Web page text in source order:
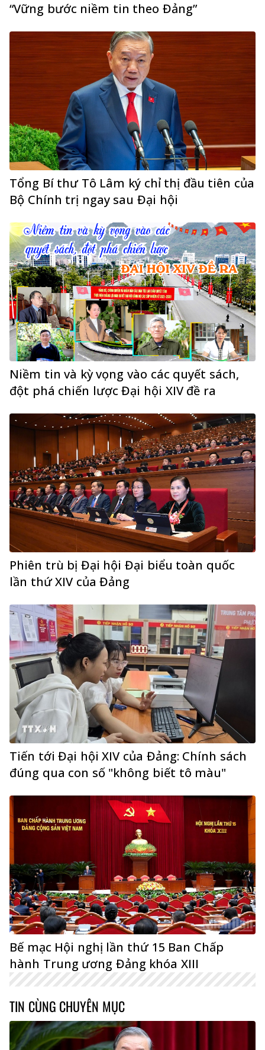
“Vững bước niềm tin theo Đảng”
Tổng Bí thư Tô Lâm ký chỉ thị đầu tiên của
Bộ Chính trị ngay sau Đại hội
Niềm tin và kỳ vọng vào các quyết sách,
đột phá chiến lược Đại hội XIV đề ra
Phiên trù bị Đại hội Đại biểu toàn quốc
lần thứ XIV của Đảng
Tiến tới Đại hội XIV của Đảng: Chính sách
đúng qua con số "không biết tô màu"
Bế mạc Hội nghị lần thứ 15 Ban Chấp
hành Trung ương Đảng khóa XIII
TIN CÙNG CHUYÊN MỤC